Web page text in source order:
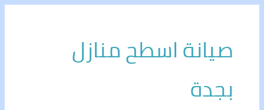
صيانة اسطح منازل
بجدة